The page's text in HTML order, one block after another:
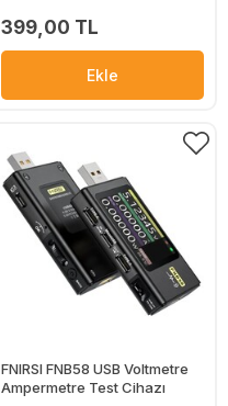
399,00 TL
Ekle
FNIRSI FNB58 USB Voltmetre
Ampermetre Test Cihazı